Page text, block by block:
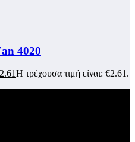
4020
2.61Η τρέχουσα τιμή είναι: €2.61.